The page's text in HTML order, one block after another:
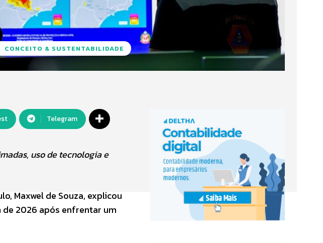
CONCEITO & SUSTENTABILIDADE
Telegram
uso de tecnologia e
Maxwel de Souza, explicou
de 2026 após enfrentar um